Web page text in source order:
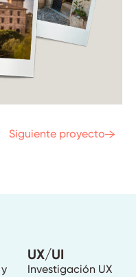
Siguiente proyecto
UX/UI
Investigación UX